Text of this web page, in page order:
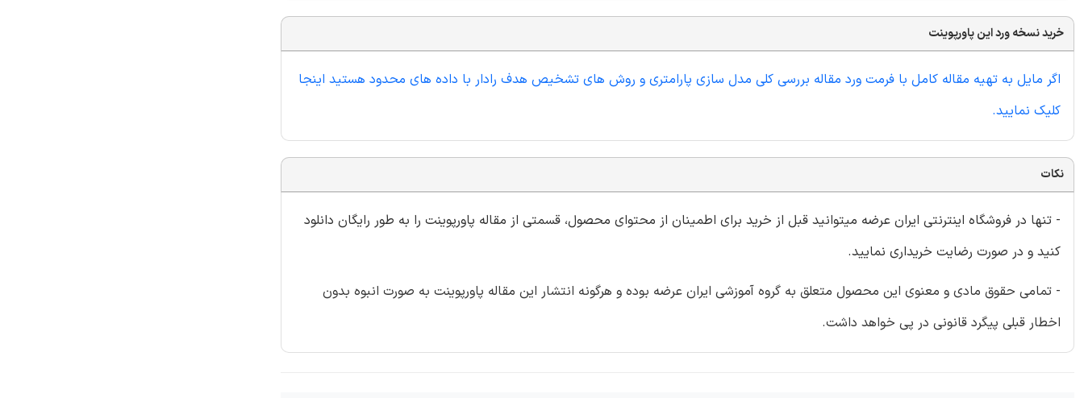
خرید نسخه ورد این پاورپوینت
اگر مایل به تهیه مقاله کامل با فرمت ورد مقاله بررسی کلی مدل سازی پارامتری و روش های تشخیص هدف رادار با داده های محدود هستید اینجا
کلیک نمایید.
نکات
- تنها در فروشگاه اینترنتی ایران عرضه میتوانید قبل از خرید برای اطمینان از محتوای محصول، قسمتی از مقاله پاورپوینت را به طور رایگان دانلود
کنید و در صورت رضایت خریداری نمایید.
- تمامی حقوق مادی و معنوی این محصول متعلق به گروه آموزشی ایران عرضه بوده و هرگونه انتشار این مقاله پاورپوینت به صورت انبوه بدون
اخطار قبلی پیگرد قانونی در پی خواهد داشت.